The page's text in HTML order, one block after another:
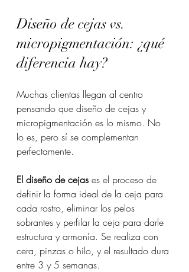
Diseño de cejas vs.
micropigmentación: ¿qué
diferencia hay?
Muchas clientas llegan al centro
pensando que diseño de cejas y
micropigmentación es lo mismo. No
lo es, pero sí se complementan
perfectamente.
El diseño de cejas es el proceso de
definir la forma ideal de la ceja para
cada rostro, eliminar los pelos
sobrantes y perfilar la ceja para darle
estructura y armonía. Se realiza con
cera, pinzas o hilo, y el resultado dura
entre 3 y 5 semanas.